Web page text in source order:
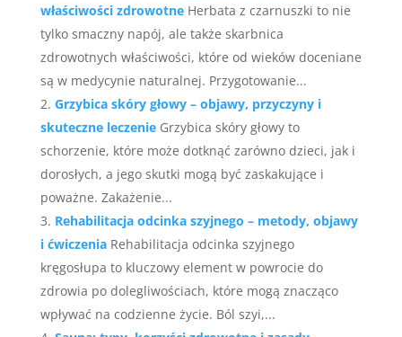
właściwości zdrowotne Herbata z czarnuszki to nie
tylko smaczny napój, ale także skarbnica
zdrowotnych właściwości, które od wieków doceniane
są w medycynie naturalnej. Przygotowanie...
Grzybica skóry głowy – objawy, przyczyny i
skuteczne leczenie Grzybica skóry głowy to
schorzenie, które może dotknąć zarówno dzieci, jak i
dorosłych, a jego skutki mogą być zaskakujące i
poważne. Zakażenie...
Rehabilitacja odcinka szyjnego – metody, objawy
i ćwiczenia Rehabilitacja odcinka szyjnego
kręgosłupa to kluczowy element w powrocie do
zdrowia po dolegliwościach, które mogą znacząco
wpływać na codzienne życie. Ból szyi,...